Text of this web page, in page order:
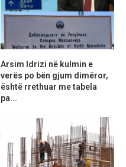
Arsim Idrizi në kulmin e
verës po bën gjum dimëror,
është rrethuar me tabela
pa...